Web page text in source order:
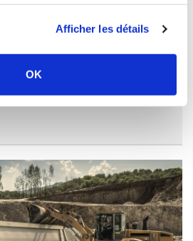
Afficher les détails
OK
et distributeur de
industriel.